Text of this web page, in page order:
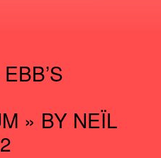
» BY NEÏL